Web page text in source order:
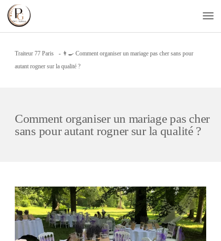
Traiteur 77 Paris - 👨‍🍳 Comment organiser un mariage pas cher sans pour
autant rogner sur la qualité ?
Comment organiser un mariage pas cher
sans pour autant rogner sur la qualité ?